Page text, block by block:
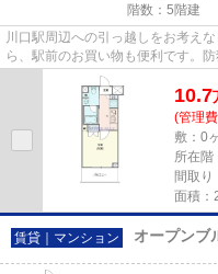
階数：5階建
川口駅周辺への引っ越しをお考え
ら、駅前のお買い物も便利です。
です。築浅で、設備もそろって...
10.7
(管理
敷：0
所在階
間取り
面積：
賃貸｜マンション オープンブ